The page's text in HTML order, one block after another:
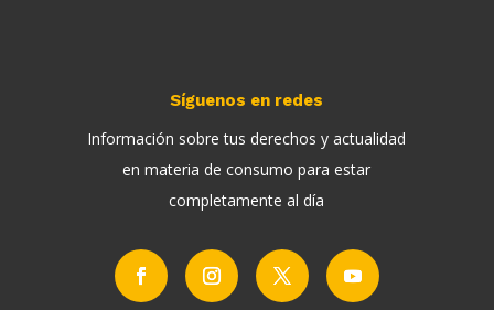
Síguenos en redes
Información sobre tus derechos y actualidad
en materia de consumo para estar
completamente al día